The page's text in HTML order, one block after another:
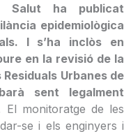
Salut ha publicat
epidemiològica
I s’ha inclòs en
en la revisió de la
Urbanes de
sent legalment
El monitoratge de les
se i els enginyers i